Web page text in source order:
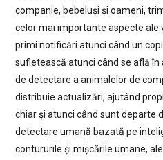
companie, bebeluși și oameni,
celor mai importante aspecte ale
primi notificări atunci când un
sufletească atunci când se află
de detectare a animalelor de
distribuie actualizări, ajutând
chiar și atunci când sunt departe
detectare umană bazată pe
contururile și mișcările umane,